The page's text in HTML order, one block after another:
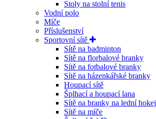
Stoly na stolní tenis
Vodní polo
Míče
Příslušenství
Sportovní sítě
Sítě na badminton
Sítě na florbalové branky
Sítě na fotbalové branky
Sítě na házenkářské branky
Houpací sítě
Šplhací a houpací lana
Sítě na branky na lední hokej
Sítě na míče